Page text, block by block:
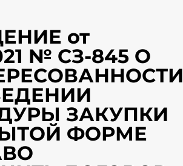
от
№ СЗ-845 О
ЗАКУПКИ
ФОРМЕ